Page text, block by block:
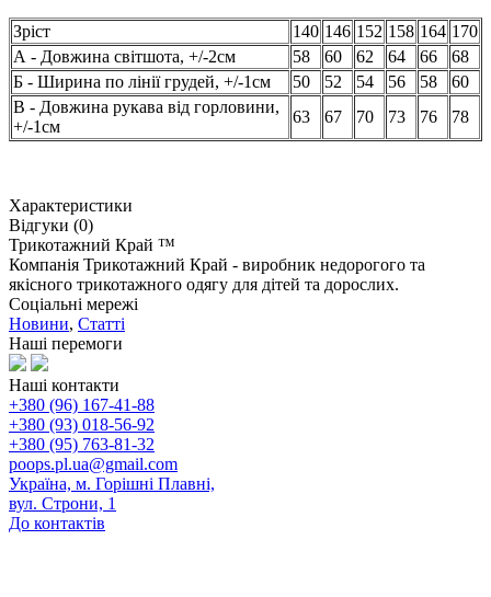
Зріст 140 146 152 158 164 170
А - Довжина світшота, +/-2см
58 60 62 64 66
68
Б - Ширина по лінії грудей, +/-1см
50 52 54 56 58
60
В - Довжина рукава від горловини,
+/-1см
63 67 70 73 76 78
Характеристики
Відгуки (0)
Трикотажний Край ™
Компанія Трикотажний Край - виробник недорогого та
якісного трикотажного одягу для дітей та дорослих.
Соціальні мережі
Новини, Статті
Наші перемоги
Наші контакти
+380 (96) 167-41-88
+380 (93) 018-56-92
+380 (95) 763-81-32
poops.pl.ua@gmail.com
Україна, м. Горішні Плавні,
вул. Строни, 1
До контактів